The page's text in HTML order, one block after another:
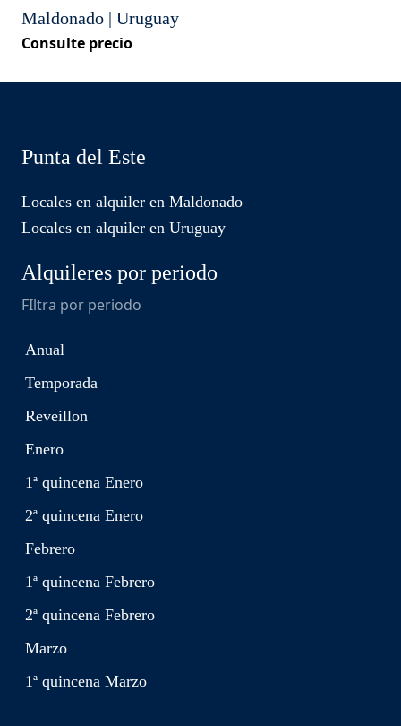
Maldonado | Uruguay
Consulte precio
Punta del Este
Locales en alquiler en Maldonado
Locales en alquiler en Uruguay
Alquileres por periodo
FIltra por periodo
Anual
Temporada
Reveillon
Enero
1ª quincena Enero
2ª quincena Enero
Febrero
1ª quincena Febrero
2ª quincena Febrero
Marzo
1ª quincena Marzo